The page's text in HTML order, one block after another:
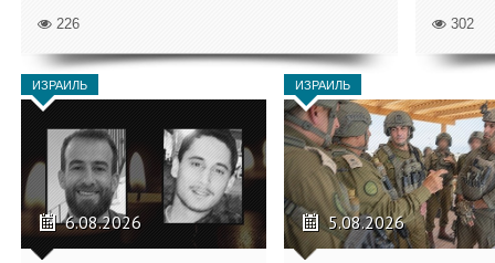
226 302
ИЗРАИЛЬ
6.08.2026
ИЗРАИЛЬ
5.08.2026